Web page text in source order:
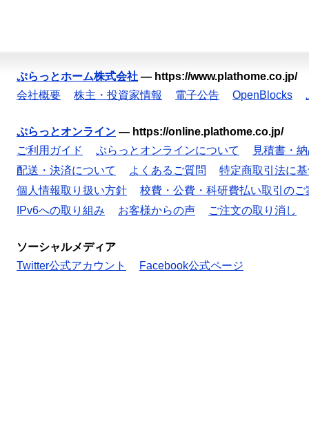
ぷらっとホーム株式会社 — https://www.plathome.co.jp/
会社概要
株主・投資家情報 電子公告 OpenBlocks
ぷらっとオンライン — https://online.plathome.co.jp/
ご利用ガイド
ぷらっとオンラインについて
見積書・
配送・決済について
よくあるご質問
特定商取引法に
個人情報取り扱い方針
校費・公費・科研費払い取引のご
IPv6への取り組み
お客様からの声 ご注文の取り消し
ソーシャルメディア
Twitter公式アカウント
Facebook公式ページ